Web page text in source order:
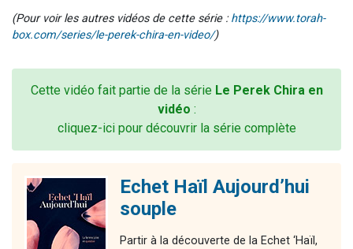
(Pour voir les autres vidéos de cette série :https://www.torah-
box.com/series/le-perek-chira-en-video/)
Cette vidéo fait partie de la série Le Perek Chira en
vidéo :
cliquez-ici pour découvrir la série complète
Echet Haïl Aujourd’hui
souple
Partir à la découverte de la Echet ‘Haïl,